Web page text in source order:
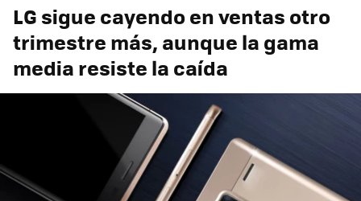
LG sigue cayendo en ventas otro
trimestre más, aunque la gama
media resiste la caída